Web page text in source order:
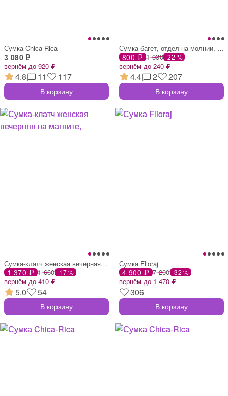
Сумка Chica-Rica
3 080 ₽
вернём до 920 ₽
4.8 11 117
В корзину
Сумка-багет, отдел на молнии, цвет белый
800 ₽ 1 030 -22 %
вернём до 240 ₽
4.4 2 207
В корзину
Сумка-клатч женская вечерняя на магните,
1 370 ₽ 1 660 -17 %
вернём до 410 ₽
5.0 54
В корзину
Сумка Flioraj
4 900 ₽ 7 200 -32 %
вернём до 1 470 ₽
306
В корзину